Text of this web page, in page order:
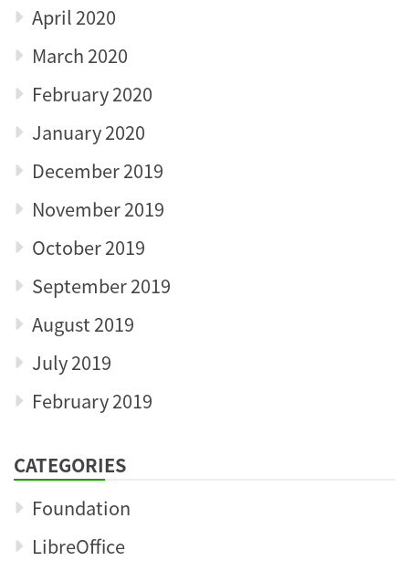
April 2020
March 2020
February 2020
January 2020
December 2019
November 2019
October 2019
September 2019
August 2019
July 2019
February 2019
CATEGORIES
Foundation
LibreOffice